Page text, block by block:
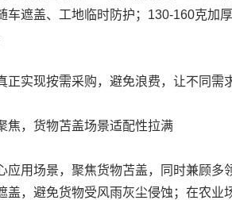
车遮盖、工地临时防护；130-160克加
正实现按需采购，避免浪费，让不同需
焦，货物苫盖场景适配性拉满
应用场景，聚焦货物苫盖，同时兼顾
盖，避免货物受风雨灰尘侵蚀；在农